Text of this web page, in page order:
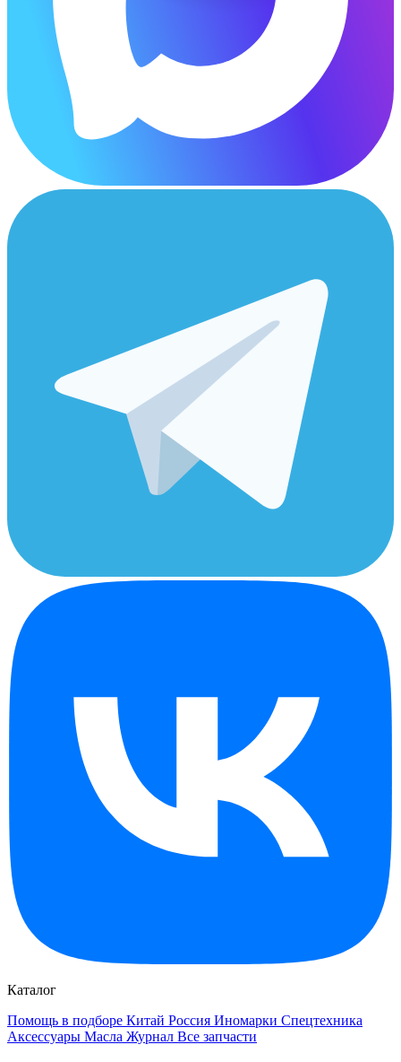
Каталог
Помощь в подборе Китай Россия Иномарки Спецтехника
Аксессуары Масла Журнал Все запчасти